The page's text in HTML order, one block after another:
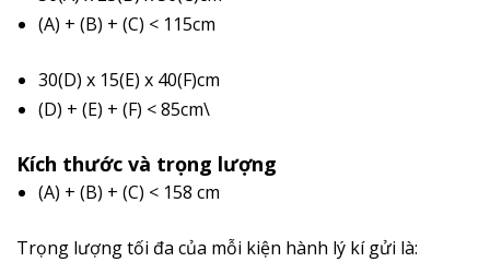
(A) + (B) + (C) < 115cm
30(D) x 15(E) x 40(F)cm
(D) + (E) + (F) < 85cm\
Kích thước và trọng lượng
(A) + (B) + (C) < 158 cm
Trọng lượng tối đa của mỗi kiện hành lý kí gửi là: